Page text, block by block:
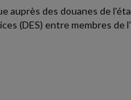
auprès des douanes de
(DES) entre membres